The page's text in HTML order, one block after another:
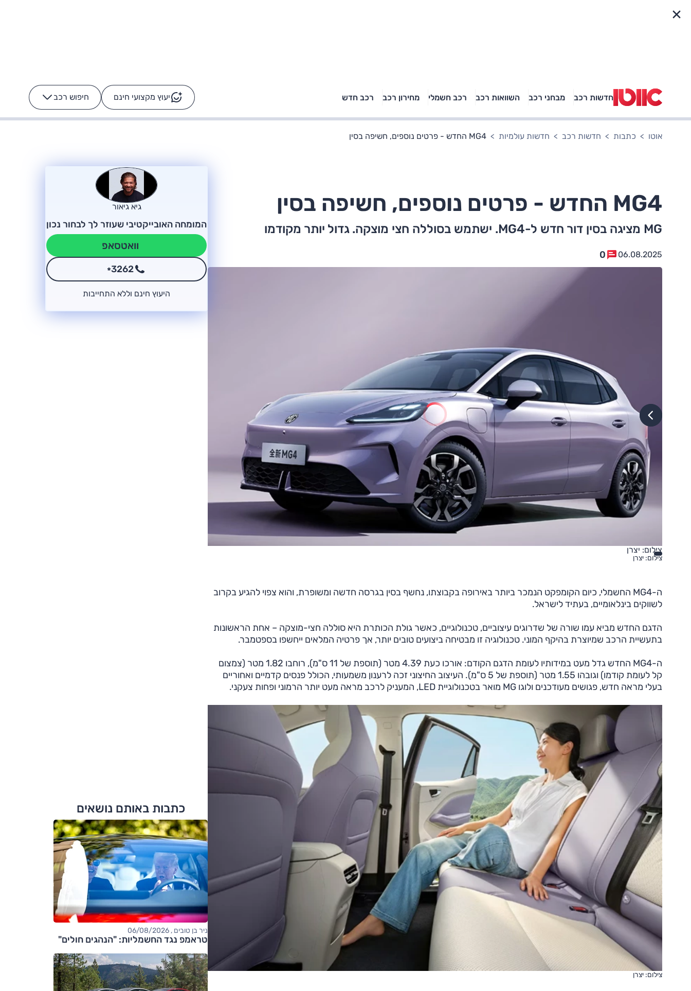
חדשות רכב מבחני רכב השוואות רכב רכב חשמלי מחירון רכב רכב חדש יעוץ מקצועי חינם חיפוש רכב -
באיזה רכב פנאי נוסעת
טויוטה ראב 4, קיה
ספורטאז' לונג ויונדאי
הנייר ועל הכביש
רכבי הסלבס: על מה נוסע
הרכב לא מתקלקל. המסך
כן
אוטו כתבות חדשות רכב חדשות עולמיות MG4 החדש - פרטים נוספים, חשיפה בסין
MG4 החדש - פרטים נוספים, חשיפה בסין
MG מציגה בסין דור חדש ל-MG4. ישתמש בסוללה חצי מוצקה. גדול יותר מקודמו
06.08.2025
0
צילום: יצרן
צילום: יצרן
ה-MG4 החשמלי, כיום הקומפקט הנמכר ביותר באירופה בקבוצתו, נחשף בסין בגרסה חדשה ומשופרת, והוא צפוי להגיע בקרוב
לשווקים בינלאומיים, בעתיד לישראל.
הדגם החדש מביא עמו שורה של שדרוגים עיצוביים, טכנולוגיים, כאשר גולת הכותרת היא סוללה חצי-מוצקה – אחת הראשונות
בתעשיית הרכב שמיוצרת בהיקף המוני. טכנולוגיה זו מבטיחה ביצועים טובים יותר, אך פרטיה המלאים ייחשפו בספטמבר.
ה-MG4 החדש גדל מעט במידותיו לעומת הדגם הקודם: אורכו כעת 4.39 מטר (תוספת של 11 ס"מ), רוחבו 1.82 מטר (צמצום
קל לעומת קודמו) וגובהו 1.55 מטר (תוספת של 5 ס"מ). העיצוב החיצוני זכה לרענון משמעותי, הכולל פנסים קדמיים ואחוריים
בעלי מראה חדש, פגושים מעודכנים ולוגו MG מואר בטכנולוגיית LED, המעניק לרכב מראה מעט יותר הרמוני ופחות צעקני.
צילום: יצרן
גיא גיאור
המומחה האובייקטיבי שעוזר לך לבחור נכון
וואטסאפ
*3262
היעוץ חינם וללא התחייבות
כתבות באותם נושאים
ניר בן טובים , 06/08/2026
טראמפ נגד החשמליות: "הנהגים חולים"